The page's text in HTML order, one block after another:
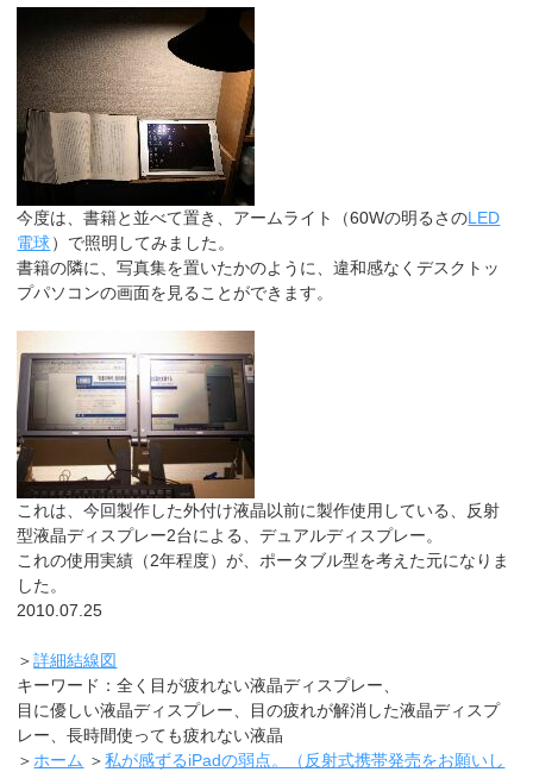
今度は、書籍と並べて置き、アームライト（60Wの明るさのLED
電球）で照明してみました。
書籍の隣に、写真集を置いたかのように、違和感なくデスクトッ
プパソコンの画面を見ることができます。
これは、今回製作した外付け液晶以前に製作使用している、反射
型液晶ディスプレー2台による、デュアルディスプレー。
これの使用実績（2年程度）が、ポータブル型を考えた元になりま
した。
2010.07.25
＞詳細結線図
キーワード：全く目が疲れない液晶ディスプレー、
目に優しい液晶ディスプレー、目の疲れが解消した液晶ディスプ
レー、長時間使っても疲れない液晶
＞ ホーム ＞私が感ずるiPadの弱点。（反射式携帯発売をお願いし